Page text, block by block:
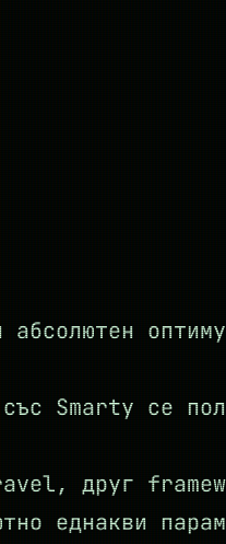
абсолютен
Smarty се
друг
еднакви